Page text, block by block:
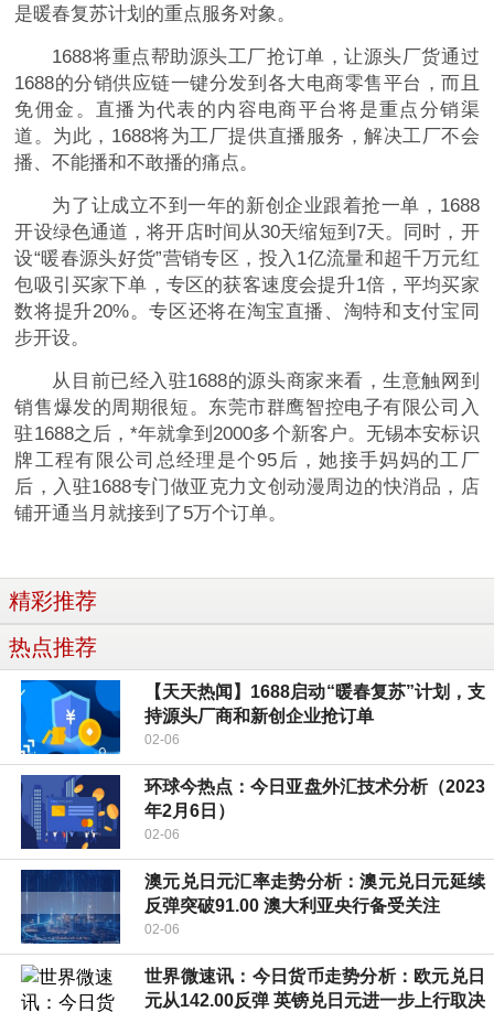
是暖春复苏计划的重点服务对象。
1688将重点帮助源头工厂抢订单，让源头厂货通过
1688的分销供应链一键分发到各大电商零售平台，而且
免佣金。直播为代表的内容电商平台将是重点分销渠
道。为此，1688将为工厂提供直播服务，解决工厂不会
播、不能播和不敢播的痛点。
为了让成立不到一年的新创企业跟着抢一单，1688
开设绿色通道，将开店时间从30天缩短到7天。同时，开
设“暖春源头好货”营销专区，投入1亿流量和超千万元红
包吸引买家下单，专区的获客速度会提升1倍，平均买家
数将提升20%。专区还将在淘宝直播、淘特和支付宝同
步开设。
从目前已经入驻1688的源头商家来看，生意触网到
销售爆发的周期很短。东莞市群鹰智控电子有限公司入
驻1688之后，*年就拿到2000多个新客户。无锡本安标识
牌工程有限公司总经理是个95后，她接手妈妈的工厂
后，入驻1688专门做亚克力文创动漫周边的快消品，店
铺开通当月就接到了5万个订单。
精彩推荐
热点推荐
【天天热闻】1688启动“暖春复苏”计划，支
持源头厂商和新创企业抢订单
02-06
环球今热点：今日亚盘外汇技术分析（2023
年2月6日）
02-06
澳元兑日元汇率走势分析：澳元兑日元延续
反弹突破91.00 澳大利亚央行备受关注
02-06
世界微速讯：今日货币走势分析：欧元兑日
元从142.00反弹 英镑兑日元进一步上行取决